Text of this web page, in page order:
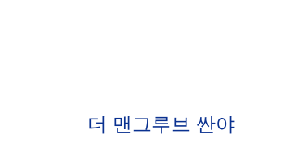
더 맨그루브 싼야